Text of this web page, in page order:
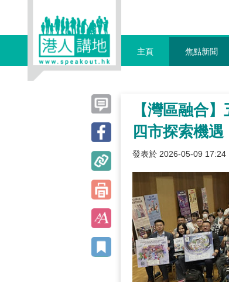
主頁 焦點新聞
【灣區融合
四市探索機遇
發表於 2026-05-09 17:24